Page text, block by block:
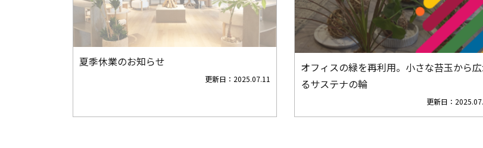
夏季休業のお知らせ
更新日： 2025.07.11
オフィスの緑を再利用。小さな苔玉から
るサステナの輪
更新日：